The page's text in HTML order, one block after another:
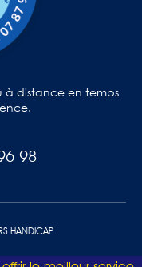
à distance en temps
98
HANDICAP